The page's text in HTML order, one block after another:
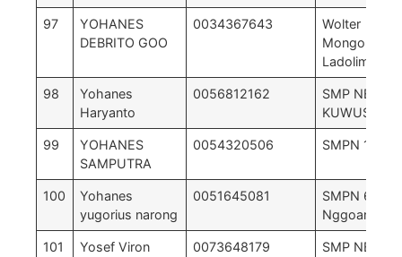
97
YOHANES
DEBRITO GOO
0034367643
Wolter
Mongonsidi
Ladolima
98
Yohanes
Haryanto
0056812162
SMP NEGRI
KUWUS
99
YOHANES
SAMPUTRA
0054320506 SMPN 1
100
Yohanes
yugorius narong
0051645081
SMPN 6
Nggoang
101
Yosef Viron
0073648179
SMP